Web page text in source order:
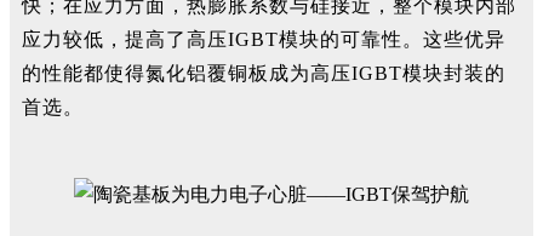
快；在应力方面，热膨胀系数与硅接近，整个模块内部
应力较低，提高了高压IGBT模块的可靠性。这些优异
的性能都使得氮化铝覆铜板成为高压IGBT模块封装的
首选。